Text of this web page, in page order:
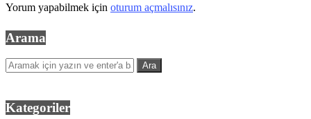
Yorum yapabilmek için oturum açmalısınız.
Arama
Kategoriler